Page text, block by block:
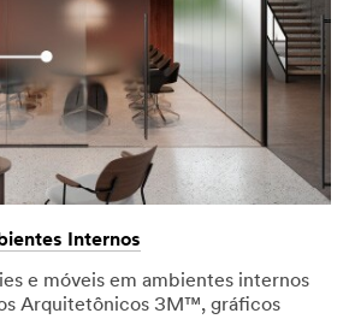
Internos
e móveis em ambientes internos
Arquitetônicos 3M™, gráficos